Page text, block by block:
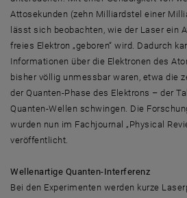
Attosekunden (zehn Milliardstel einer
lässt sich beobachten, wie der Laser ein
freies Elektron „geboren“ wird. Dadurch
Informationen über die Elektronen des
bisher völlig unmessbar waren, etwa die
der Quanten-Phase des Elektrons – der
Quanten-Wellen schwingen. Die
wurden nun im Fachjournal „Physical
veröffentlicht.
Wellenartige Quanten-Interferenz
Bei den Experimenten werden kurze